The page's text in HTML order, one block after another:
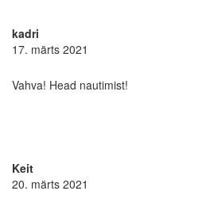
kadri
17. märts 2021
Vahva! Head nautimist!
Keit
20. märts 2021